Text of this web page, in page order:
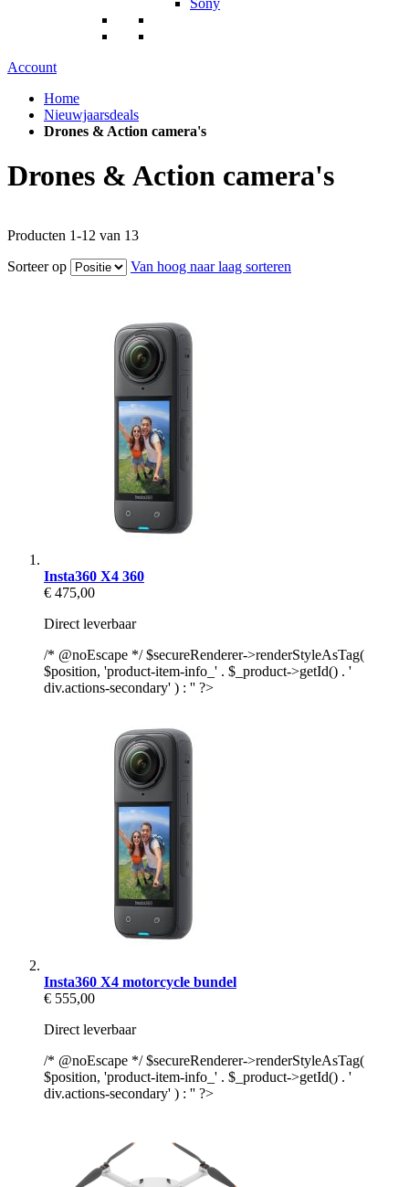
Sony
Account
Home
Nieuwjaarsdeals
Drones & Action camera's
Drones & Action camera's
Producten 1-12 van 13
Sorteer op
Van hoog naar laag sorteren
Insta360 X4 360
€ 475,00
Direct leverbaar
/* @noEscape */ $secureRenderer->renderStyleAsTag(
$position, 'product-item-info_' . $_product->getId() . '
div.actions-secondary' ) : '' ?>
Insta360 X4 motorcycle bundel
€ 555,00
Direct leverbaar
/* @noEscape */ $secureRenderer->renderStyleAsTag(
$position, 'product-item-info_' . $_product->getId() . '
div.actions-secondary' ) : '' ?>